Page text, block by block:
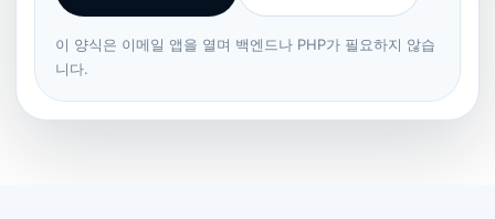
이 양식은 이메일 앱을 열며 백엔드나 PHP가 필요하지 않습
니다.